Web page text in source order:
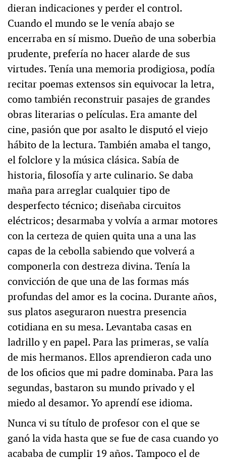
dieran indicaciones y perder el control.
Cuando el mundo se le venía abajo se
encerraba en sí mismo. Dueño de una soberbia
prudente, prefería no hacer alarde de sus
virtudes. Tenía una memoria prodigiosa, podía
recitar poemas extensos sin equivocar la letra,
como también reconstruir pasajes de grandes
obras literarias o películas. Era amante del
cine, pasión que por asalto le disputó el viejo
hábito de la lectura. También amaba el tango,
el folclore y la música clásica. Sabía de
historia, filosofía y arte culinario. Se daba
maña para arreglar cualquier tipo de
desperfecto técnico; diseñaba circuitos
eléctricos; desarmaba y volvía a armar motores
con la certeza de quien quita una a una las
capas de la cebolla sabiendo que volverá a
componerla con destreza divina. Tenía la
convicción de que una de las formas más
profundas del amor es la cocina. Durante años,
sus platos aseguraron nuestra presencia
cotidiana en su mesa. Levantaba casas en
ladrillo y en papel. Para las primeras, se valía
de mis hermanos. Ellos aprendieron cada uno
de los oficios que mi padre dominaba. Para las
segundas, bastaron su mundo privado y el
miedo al desamor. Yo aprendí ese idioma.
Nunca vi su título de profesor con el que se
ganó la vida hasta que se fue de casa cuando yo
acababa de cumplir 19 años. Tampoco el de